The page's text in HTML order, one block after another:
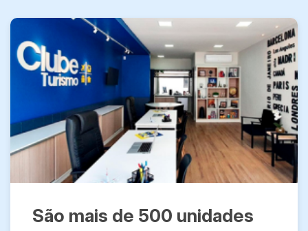
São mais de 500 unidades